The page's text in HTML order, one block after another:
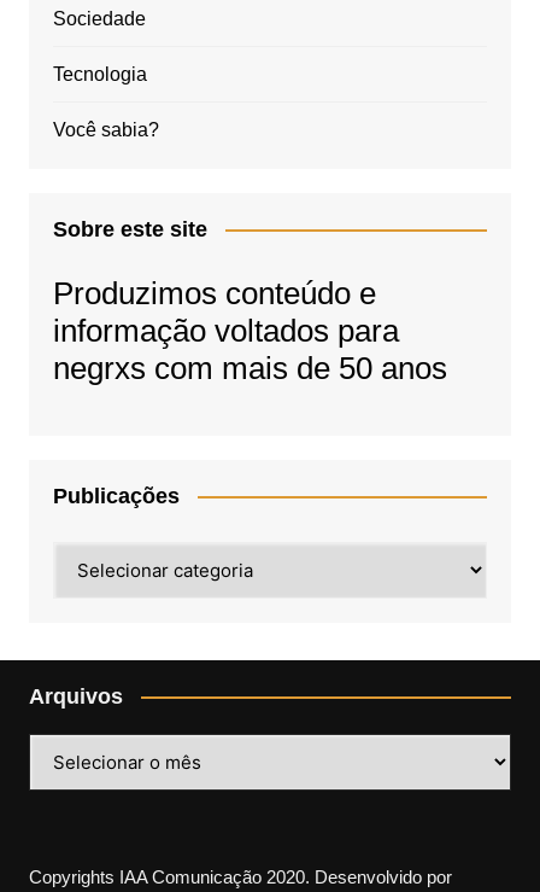
Sociedade
Tecnologia
Você sabia?
Sobre este site
Produzimos conteúdo e
informação voltados para
negrxs com mais de 50 anos
Publicações
Arquivos
Copyrights IAA Comunicação 2020. Desenvolvido por